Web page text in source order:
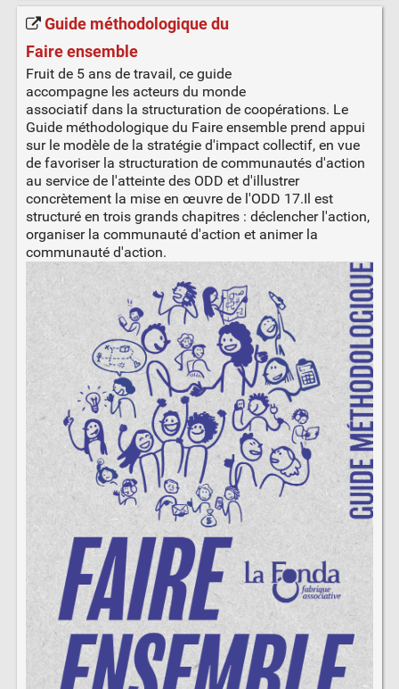
Guide méthodologique du
Faire ensemble
Fruit de 5 ans de travail, ce guide
accompagne les acteurs du monde
associatif dans la structuration de coopérations. Le
Guide méthodologique du Faire ensemble prend appui
sur le modèle de la stratégie d'impact collectif, en vue
de favoriser la structuration de communautés d'action
au service de l'atteinte des ODD et d'illustrer
concrètement la mise en œuvre de l'ODD 17.Il est
structuré en trois grands chapitres : déclencher l'action,
organiser la communauté d'action et animer la
communauté d'action.